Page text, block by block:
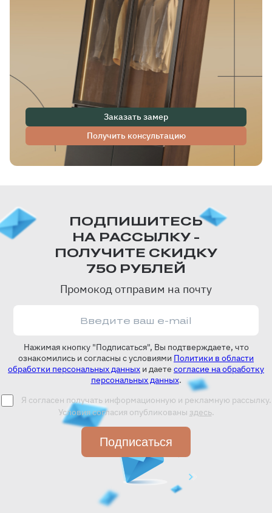
Заказать замер
Получить консультацию
ПОДПИШИТЕСЬ
НА РАССЫЛКУ -
ПОЛУЧИТЕ СКИДКУ
750 РУБЛЕЙ
Промокод отправим на почту
Нажимая кнопку "Подписаться", Вы подтверждаете, что
ознакомились и согласны с условиями Политики в области
обработки персональных данных и даете согласие на обработку
персональных данных.
Я согласен получать информационную и рекламную рассылку.
Условия согласия опубликованы здесь.
Подписаться